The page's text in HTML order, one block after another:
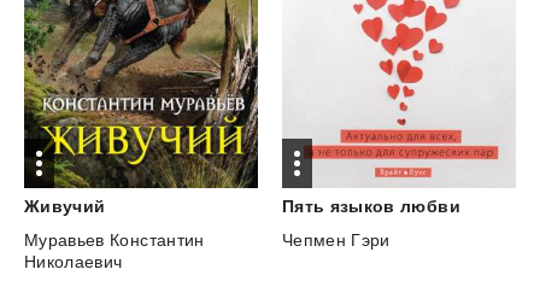
Живучий
Муравьев Константин
Николаевич
Пять языков любви
Чепмен Гэри